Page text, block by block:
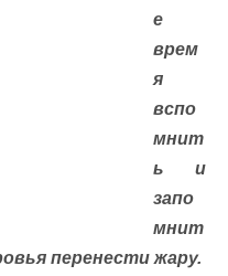
е
врем
я
вспо
мнит
ь и
запо
мнит
перенести жару.